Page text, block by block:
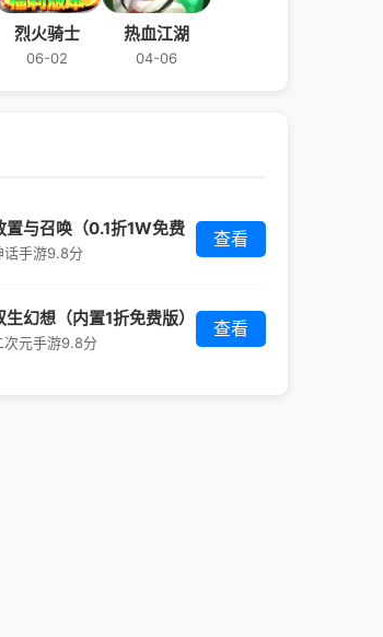
烈火骑士
06-02
热血江湖
04-06
置与召唤（0.1折1W免费
）
话手游9.8分
查看
生幻想（内置1折免费版）
次元手游9.8分
查看